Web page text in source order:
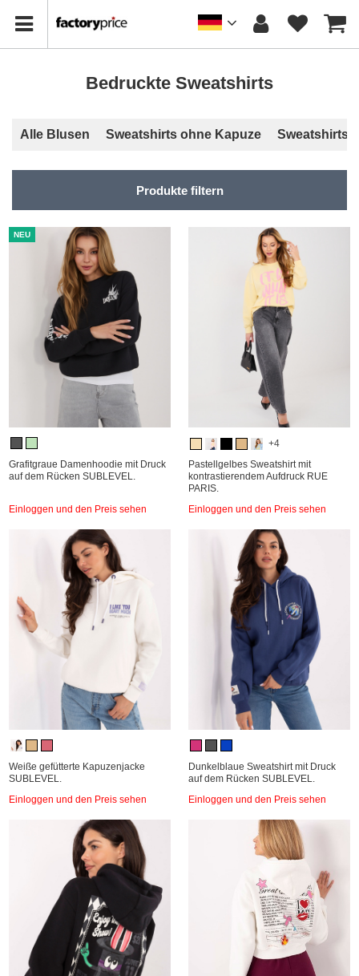
Bedruckte Sweatshirts
Alle Blusen Sweatshirts ohne Kapuze Sweatshirts
Produkte filtern
NEU
Grafitgraue Damenhoodie mit Druck
auf dem Rücken SUBLEVEL.
Einloggen und den Preis sehen
+4
Pastellgelbes Sweatshirt mit
kontrastierendem Aufdruck RUE
PARIS.
Einloggen und den Preis sehen
Weiße gefütterte Kapuzenjacke
SUBLEVEL.
Einloggen und den Preis sehen
Dunkelblaue Sweatshirt mit Druck
auf dem Rücken SUBLEVEL.
Einloggen und den Preis sehen